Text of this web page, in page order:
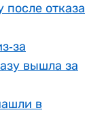
отказа
за
вышла за
в